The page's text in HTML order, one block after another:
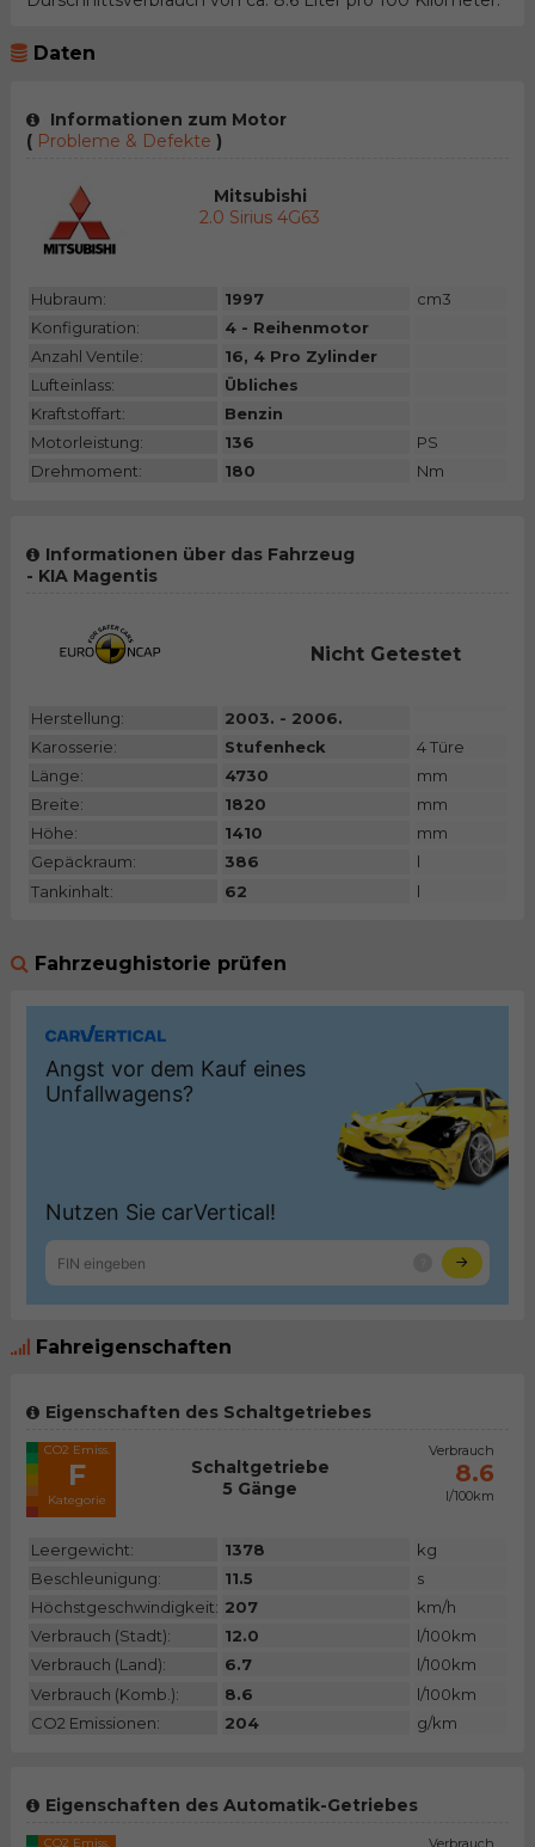
Daten
Informationen zum Motor
(Probleme & Defekte )
Mitsubishi
2.0 Sirius 4G63
Hubraum: 1997
cm3
Konfiguration:
4 - Reihenmotor
Anzahl Ventile:
16, 4 Pro Zylinder
Lufteinlass:
Übliches
Kraftstoffart:
Benzin
Motorleistung:
136
PS
Drehmoment:
180 Nm
Informationen über das Fahrzeug
- KIA Magentis
Nicht Getestet
Herstellung:
2003. - 2006.
Karosserie:
Stufenheck
4 Türe
Länge:
4730
mm
Breite:
1820
mm
Höhe:
1410
mm
Gepäckraum:
386
l
Tankinhalt:
62 l
Fahrzeughistorie prüfen
Fahreigenschaften
Eigenschaften des Schaltgetriebes
CO2 Emiss.
F
Kategorie
Schaltgetriebe
5 Gänge
Verbrauch
8.6
l/100km
Leergewicht: 1378
kg
Beschleunigung:
11.5
s
Höchstgeschwindigkeit: 207
km/h
Verbrauch (Stadt):
12.0
l/100km
Verbrauch (Land):
6.7
l/100km
Verbrauch (Komb.):
8.6
l/100km
CO2 Emissionen:
204 g/km
Eigenschaften des Automatik-Getriebes
CO2 Emiss.